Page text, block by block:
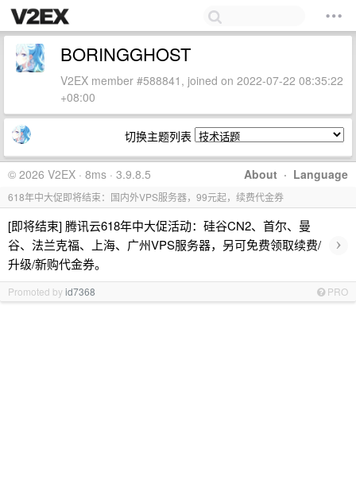
BORINGGHOST
V2EX member #588841, joined on 2022-07-22 08:35:22
+08:00
切换主题列表
About · Language
© 2026 V2EX · 8ms · 3.9.8.5
618年中大促即将结束：国内外VPS服务器，99元起，续费代金券
[即将结束] 腾讯云618年中大促活动：硅谷CN2、首尔、曼
谷、法兰克福、上海、广州VPS服务器，另可免费领取续费/
升级/新购代金券。
›
Promoted byid7368 PRO